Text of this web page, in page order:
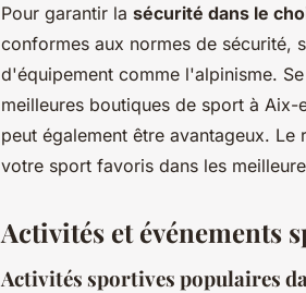
Pour garantir la sécurité dans le
conformes aux normes de sécurité,
d'équipement comme l'alpinisme.
meilleures boutiques de sport à
peut également être avantageux.
votre sport favoris dans les
Activités et événements
Activités sportives populaires